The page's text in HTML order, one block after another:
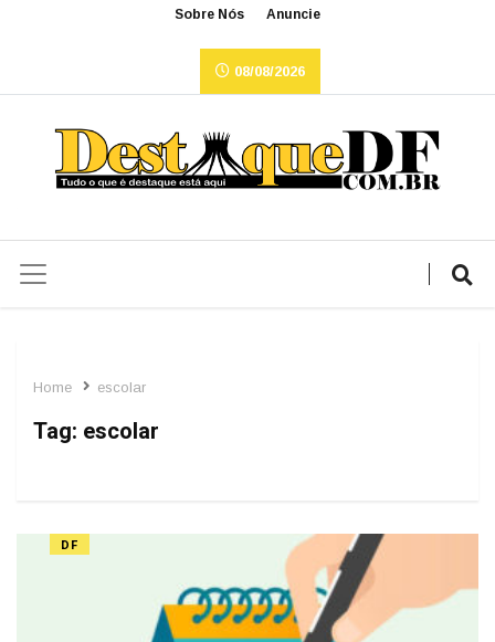
Sobre Nós Anuncie
08/08/2026
Home escolar
Tag: escolar
DF